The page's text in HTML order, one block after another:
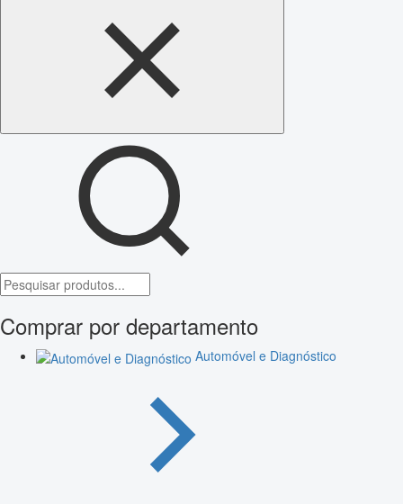
Comprar por departamento
Automóvel e Diagnóstico